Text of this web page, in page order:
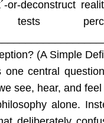
deconstruct
(A Simple
one central
see, hear, and feel
alone.